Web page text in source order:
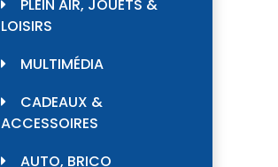
PLEIN AIR, JOUETS &
LOISIRS
MULTIMÉDIA
CADEAUX &
ACCESSOIRES
AUTO, BRICO